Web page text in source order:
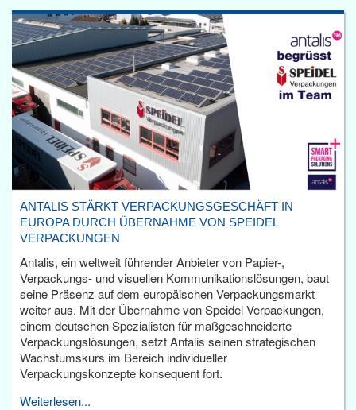
ANTALIS STÄRKT VERPACKUNGSGESCHÄFT IN
EUROPA DURCH ÜBERNAHME VON SPEIDEL
VERPACKUNGEN
Antalis, ein weltweit führender Anbieter von Papier-,
Verpackungs- und visuellen Kommunikationslösungen, baut
seine Präsenz auf dem europäischen Verpackungsmarkt
weiter aus. Mit der Übernahme von Speidel Verpackungen,
einem deutschen Spezialisten für maßgeschneiderte
Verpackungslösungen, setzt Antalis seinen strategischen
Wachstumskurs im Bereich individueller
Verpackungskonzepte konsequent fort.
Weiterlesen...